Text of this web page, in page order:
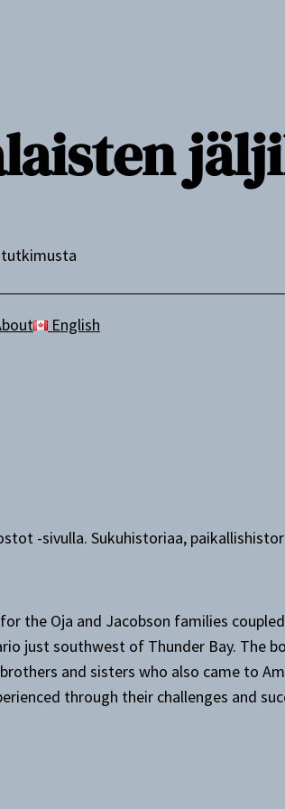
English
-sivulla. Sukuhistoriaa,
the Oja and Jacobson families
just southwest of Thunder Bay. The
and sisters who also came to
through their challenges and